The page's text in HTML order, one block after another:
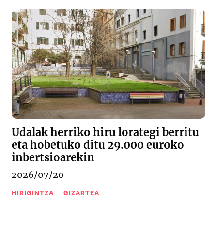
Udalak herriko hiru lorategi berritu
eta hobetuko ditu 29.000 euroko
inbertsioarekin
2026/07/20
HIRIGINTZA GIZARTEA